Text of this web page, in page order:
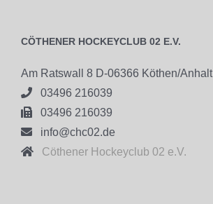
CÖTHENER HOCKEYCLUB 02 E.V.
Am Ratswall 8 D-06366 Köthen/Anhalt
 03496 216039
 03496 216039
 info@chc02.de
 Cöthener Hockeyclub 02 e.V.